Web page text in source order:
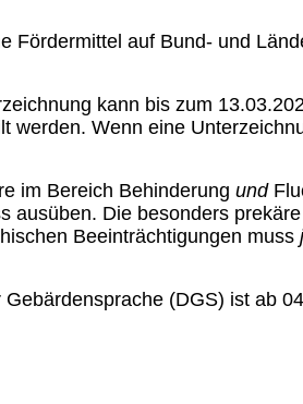
auf Bund- und
kann bis zum
werden. Wenn eine
im Bereich Behinderung und
Die besonders
Beeinträchtigungen muss
(DGS) ist ab